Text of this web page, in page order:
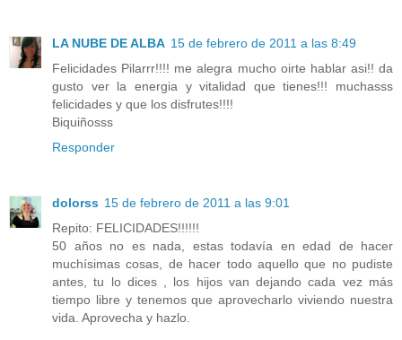
LA NUBE DE ALBA 15 de febrero de 2011 a las 8:49
Felicidades Pilarrr!!!! me alegra mucho oirte hablar asi!! da
gusto ver la energia y vitalidad que tienes!!! muchasss
felicidades y que los disfrutes!!!!
Biquiñosss
Responder
dolorss 15 de febrero de 2011 a las 9:01
Repito: FELICIDADES!!!!!!
50 años no es nada, estas todavía en edad de hacer
muchísimas cosas, de hacer todo aquello que no pudiste
antes, tu lo dices , los hijos van dejando cada vez más
tiempo libre y tenemos que aprovecharlo viviendo nuestra
vida. Aprovecha y hazlo.